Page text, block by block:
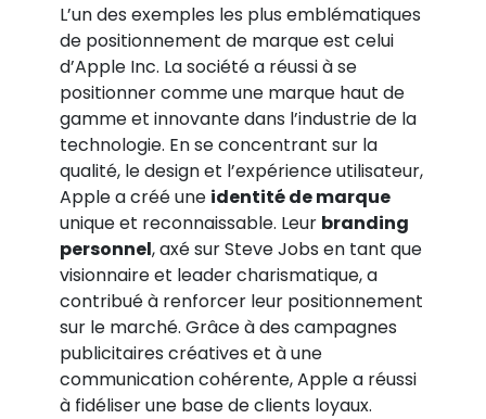
L’un des exemples les plus emblématiques
de positionnement de marque est celui
d’Apple Inc. La société a réussi à se
positionner comme une marque haut de
gamme et innovante dans l’industrie de la
technologie. En se concentrant sur la
qualité, le design et l’expérience utilisateur,
Apple a créé une identité de marque
unique et reconnaissable. Leur branding
personnel, axé sur Steve Jobs en tant que
visionnaire et leader charismatique, a
contribué à renforcer leur positionnement
sur le marché. Grâce à des campagnes
publicitaires créatives et à une
communication cohérente, Apple a réussi
à fidéliser une base de clients loyaux.